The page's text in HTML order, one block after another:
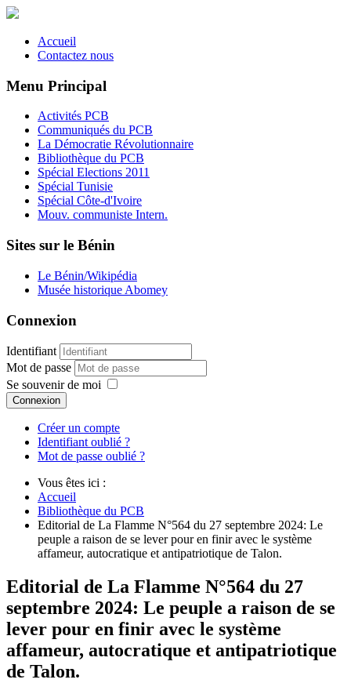
Accueil
Contactez nous
Menu Principal
Activités PCB
Communiqués du PCB
La Démocratie Révolutionnaire
Bibliothèque du PCB
Spécial Elections 2011
Spécial Tunisie
Spécial Côte-d'Ivoire
Mouv. communiste Intern.
Sites sur le Bénin
Le Bénin/Wikipédia
Musée historique Abomey
Connexion
Identifiant
Mot de passe
Se souvenir de moi
Connexion
Créer un compte
Identifiant oublié ?
Mot de passe oublié ?
Vous êtes ici :
Accueil
Bibliothèque du PCB
Editorial de La Flamme N°564 du 27 septembre 2024: Le
peuple a raison de se lever pour en finir avec le système
affameur, autocratique et antipatriotique de Talon.
Editorial de La Flamme N°564 du 27
septembre 2024: Le peuple a raison de se
lever pour en finir avec le système
affameur, autocratique et antipatriotique
de Talon.